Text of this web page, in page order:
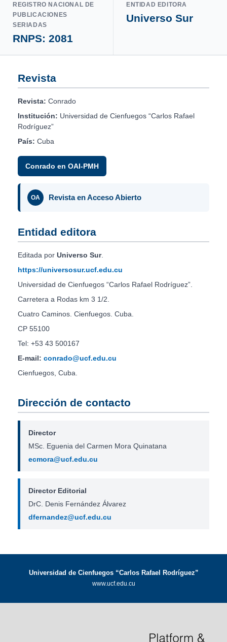
REGISTRO NACIONAL DE
PUBLICACIONES
SERIADAS
RNPS: 2081
ENTIDAD EDITORA
Universo Sur
Revista
Revista: Conrado
Institución: Universidad de Cienfuegos “Carlos Rafael
Rodríguez”
País: Cuba
Conrado en OAI-PMH
OA Revista en Acceso Abierto
Entidad editora
Editada por Universo Sur.
https://universosur.ucf.edu.cu
Universidad de Cienfuegos “Carlos Rafael Rodríguez”.
Carretera a Rodas km 3 1/2.
Cuatro Caminos. Cienfuegos. Cuba.
CP 55100
Tel: +53 43 500167
E-mail: conrado@ucf.edu.cu
Cienfuegos, Cuba.
Dirección de contacto
Director
MSc. Eguenia del Carmen Mora Quinatana
ecmora@ucf.edu.cu
Director Editorial
DrC. Denis Fernández Álvarez
dfernandez@ucf.edu.cu
Universidad de Cienfuegos “Carlos Rafael Rodríguez”
www.ucf.edu.cu